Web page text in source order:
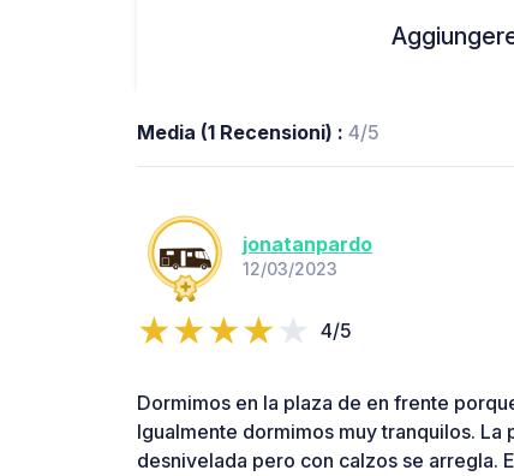
Media (1 Recensioni) : 4/5
jonatanpardo
12/03/2023
4/5
Dormimos en la plaza de en frente
Igualmente dormimos muy tranquilos. La
desnivelada pero con calzos se arregla.